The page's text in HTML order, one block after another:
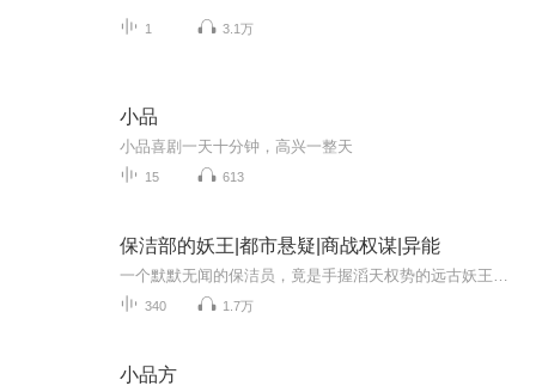
1 3.1万
小品
小品喜剧一天十分钟，高兴一整天
15 613
保洁部的妖王|都市悬疑|商战权谋|异能
340 1.7万
小品方